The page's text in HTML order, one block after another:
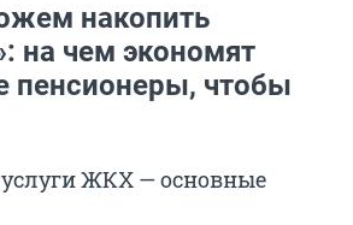
накопить
на чем экономят
пенсионеры, чтобы
услуги ЖКХ — основные